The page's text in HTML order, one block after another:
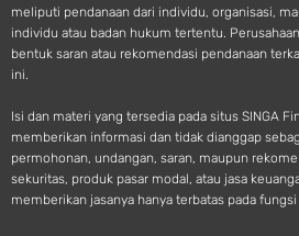
meliputi pendanaan dari individu, organisasi,
individu atau badan hukum tertentu.
bentuk saran atau rekomendasi pendanaan
ini.
Isi dan materi yang tersedia pada situs SINGA
memberikan informasi dan tidak dianggap
permohonan, undangan, saran, maupun
sekuritas, produk pasar modal, atau jasa
memberikan jasanya hanya terbatas pada